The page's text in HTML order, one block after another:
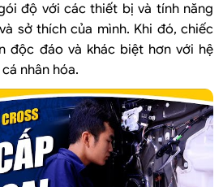
độ với các thiết bị và tính năng
sở thích của mình. Khi đó, chiếc
độc đáo và khác biệt hơn với hệ
nhân hóa.